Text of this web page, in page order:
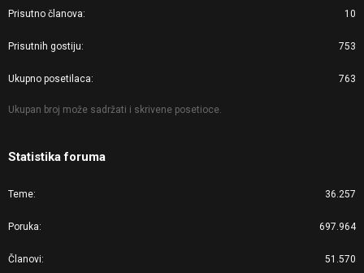
Prisutno članova 10
Prisutnih gostiju 753
Ukupno posetilaca 763
Ukupan broj može sadržati i skrivene posetioce.
Statistika foruma
Teme 36.257
Poruka 697.964
Članovi 51.570